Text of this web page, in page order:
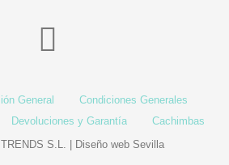
General
Condiciones Generales
Devoluciones y Garantía
Cachimbas
S.L. |
Diseño web Sevilla